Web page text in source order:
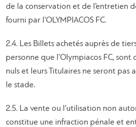
de la conservation et de l’entretien
fourni par l’OLYMPIACOS FC.
2.4. Les Billets achetés auprès de
personne que l’Olympiacos FC, sont
nuls et leurs Titulaires ne seront pas
le stade.
2.5. La vente ou l’utilisation non
constitue une infraction pénale et